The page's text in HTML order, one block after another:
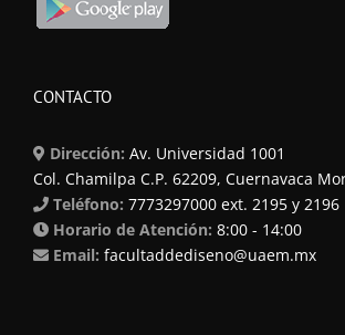
CONTACTO
Dirección: Av. Universidad 1001
Col. Chamilpa C.P. 62209, Cuernavaca
Teléfono: 7773297000 ext. 2195 y 2196
Horario de Atención: 8:00 - 14:00
Email: facultaddediseno@uaem.mx